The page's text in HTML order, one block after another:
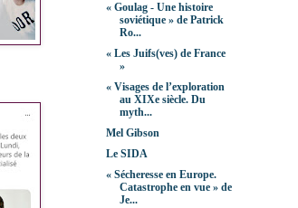
« Goulag - Une histoire
soviétique » de Patrick
Ro...
« Les Juifs(ves) de France
»
« Visages de l’exploration
au XIXe siècle. Du
myth...
Mel Gibson
Le SIDA
« Sécheresse en Europe.
Catastrophe en vue » de
Je...